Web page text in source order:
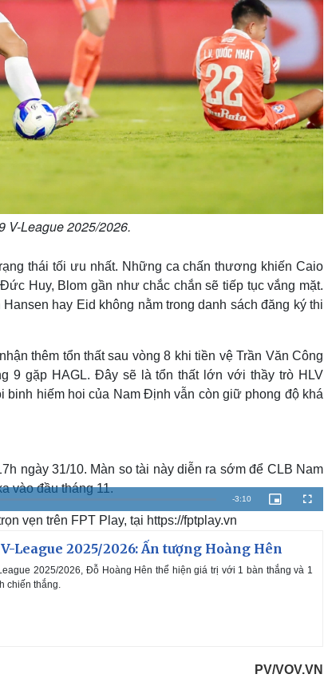
V-League 2025/2026.
thái tối ưu nhất. Những ca chấn thương khiến Caio
Huy, Blom gần như chắc chắn sẽ tiếp tục vắng mặt.
hay Eid không nằm trong danh sách đăng ký thi
thêm tổn thất sau vòng 8 khi tiền vệ Trần Văn Công
9 gặp HAGL. Đây sẽ là tổn thất lớn với thầy trò HLV
binh hiếm hoi của Nam Định vẫn còn giữ phong độ khá
ngày 31/10. Màn so tài này diễn ra sớm để CLB Nam
vào đầu tháng 11.
R
m
a
-3:10
P
i
e
i
n
F
u
e
n
vẹn trên FPT Play, tại https://fptplay.vn
League 2025/2026: Ấn tượng Hoàng Hên
2025/2026, Đỗ Hoàng Hên thể hiện giá trị với 1 bàn thắng và 1
chiến thắng.
PV/VOV.VN